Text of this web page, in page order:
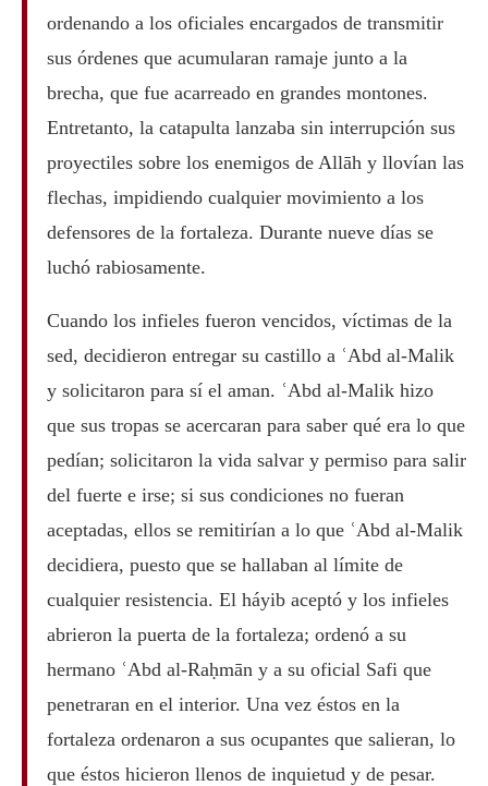
ordenando a los oficiales encargados de transmitir
sus órdenes que acumularan ramaje junto a la
brecha, que fue acarreado en grandes montones.
Entretanto, la catapulta lanzaba sin interrupción sus
proyectiles sobre los enemigos de Allāh y llovían las
flechas, impidiendo cualquier movimiento a los
defensores de la fortaleza. Durante nueve días se
luchó rabiosamente.
Cuando los infieles fueron vencidos, víctimas de la
sed, decidieron entregar su castillo a ʿAbd al-Malik
y solicitaron para sí el aman. ʿAbd al-Malik hizo
que sus tropas se acercaran para saber qué era lo que
pedían; solicitaron la vida salvar y permiso para salir
del fuerte e irse; si sus condiciones no fueran
aceptadas, ellos se remitirían a lo que ʿAbd al-Malik
decidiera, puesto que se hallaban al límite de
cualquier resistencia. El háyib aceptó y los infieles
abrieron la puerta de la fortaleza; ordenó a su
hermano ʿAbd al-Raḥmān y a su oficial Safi que
penetraran en el interior. Una vez éstos en la
fortaleza ordenaron a sus ocupantes que salieran, lo
que éstos hicieron llenos de inquietud y de pesar.